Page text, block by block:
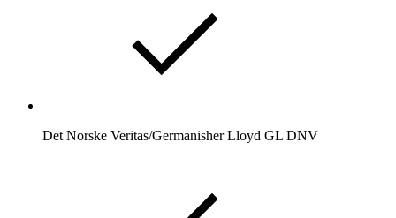
Det Norske Veritas/Germanisher Lloyd GL DNV